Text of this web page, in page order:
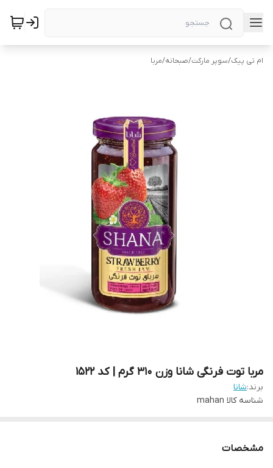
ام تی پیک/سوپر مارکت/صبحانه/مربا
مربا توت فرنگی شانا وزن 310 گرم | کد 1522
برند:شانا
شناسه کالا mahan
مشخصات